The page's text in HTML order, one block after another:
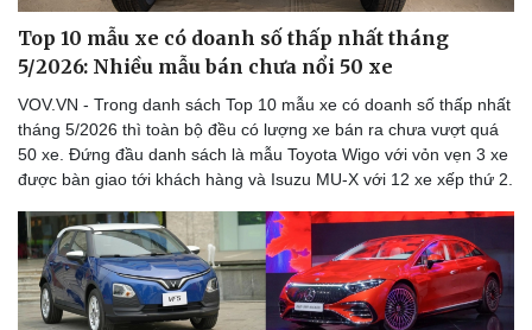
Sức khỏe
Dinh dưỡng - món ngon
Cây thuốc
Sản phụ khoa
Nhi khoa
Nam khoa
Phòng mạch online
Ăn sạch sống khỏe
Đời sống
Nhà đẹp
Blog
Tình yêu - Gia đình
Top 10 mẫu xe có doanh số thấp nhất tháng
5/2026: Nhiều mẫu bán chưa nổi 50 xe
VOV.VN - Trong danh sách Top 10 mẫu xe có doanh số thấp nhất
tháng 5/2026 thì toàn bộ đều có lượng xe bán ra chưa vượt quá
50 xe. Đứng đầu danh sách là mẫu Toyota Wigo với vỏn vẹn 3 xe
được bàn giao tới khách hàng và Isuzu MU-X với 12 xe xếp thứ 2.